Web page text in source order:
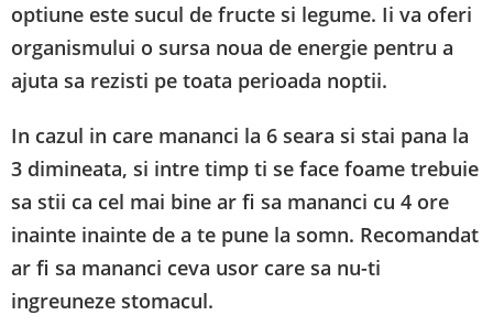
optiune este sucul de fructe si legume. Ii va oferi
organismului o sursa noua de energie pentru a
ajuta sa rezisti pe toata perioada noptii.
In cazul in care mananci la 6 seara si stai pana la
3 dimineata, si intre timp ti se face foame trebuie
sa stii ca cel mai bine ar fi sa mananci cu 4 ore
inainte inainte de a te pune la somn. Recomandat
ar fi sa mananci ceva usor care sa nu-ti
ingreuneze stomacul.